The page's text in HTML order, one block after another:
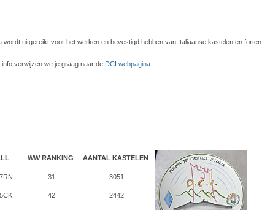
wordt uitgereikt voor het werken en bevestigd hebben van Italiaanse kastelen en forten.
info verwijzen we je graag naar de DCI webpagina
WW RANKING AANTAL KASTELEN
31 3051
42 2442